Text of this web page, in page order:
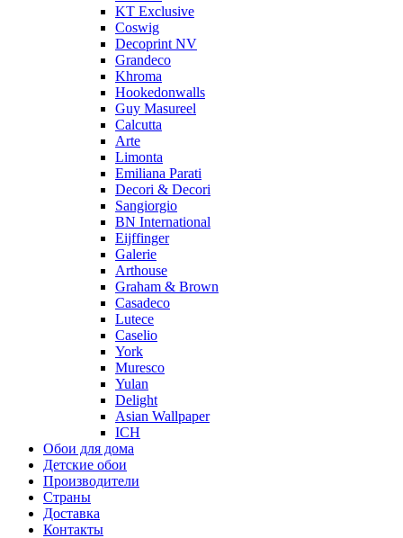
KT Exclusive
Coswig
Decoprint NV
Grandeco
Khroma
Hookedonwalls
Guy Masureel
Calcutta
Arte
Limonta
Emiliana Parati
Decori & Decori
Sangiorgio
BN International
Eijffinger
Galerie
Arthouse
Graham & Brown
Casadeco
Lutece
Caselio
York
Muresco
Yulan
Delight
Asian Wallpaper
ICH
Обои для дома
Детские обои
Производители
Страны
Доставка
Контакты